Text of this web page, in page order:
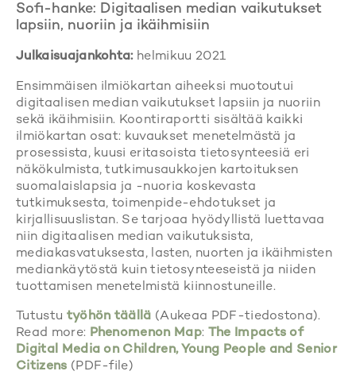
Sofi-hanke: Digitaalisen median vaikutukset
lapsiin, nuoriin ja ikäihmisiin
Julkaisuajankohta:helmikuu 2021
Ensimmäisen ilmiökartan aiheeksi muotoutui
digitaalisen median vaikutukset lapsiin ja nuoriin
sekä ikäihmisiin. Koontiraportti sisältää kaikki
ilmiökartan osat: kuvaukset menetelmästä ja
prosessista, kuusi eritasoista tietosynteesiä eri
näkökulmista, tutkimusaukkojen kartoituksen
suomalaislapsia ja -nuoria koskevasta
tutkimuksesta, toimenpide-ehdotukset ja
kirjallisuuslistan. Se tarjoaa hyödyllistä luettavaa
niin digitaalisen median vaikutuksista,
mediakasvatuksesta, lasten, nuorten ja ikäihmisten
mediankäytöstä kuin tietosynteeseistä ja niiden
tuottamisen menetelmistä kiinnostuneille.
Tutustu työhön täällä (Aukeaa PDF-tiedostona).
Read more: Phenomenon Map: The Impacts of
Digital Media on Children, Young People and Senior
Citizens (PDF-file)